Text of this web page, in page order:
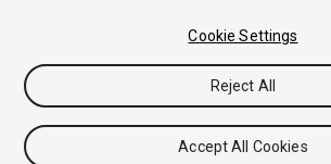
Cookie Settings
Reject All
Accept All Cookies